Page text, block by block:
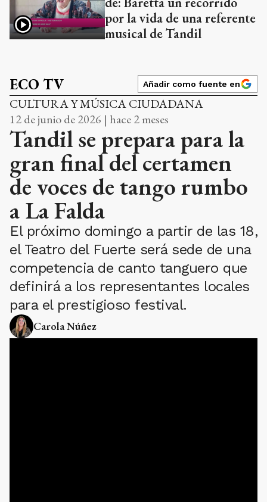
por la vida de una referente
musical de Tandil
ECO TV Añadir como fuente en
CULTURA Y MÚSICA CIUDADANA
12 de junio de 2026 | hace 2 meses
Tandil se prepara para la
gran final del certamen
de voces de tango rumbo
a La Falda
El próximo domingo a partir de las 18,
el Teatro del Fuerte será sede de una
competencia de canto tanguero que
definirá a los representantes locales
para el prestigioso festival.
Carola Núñez